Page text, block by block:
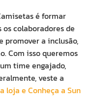
é formar
colaboradores de
promover a inclusão,
Com isso queremos
time engajado,
veste a
loja e Conheça a Sun